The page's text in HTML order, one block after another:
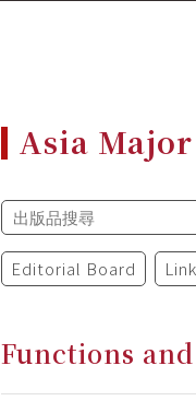
Asia Major
Editorial Board
Functions